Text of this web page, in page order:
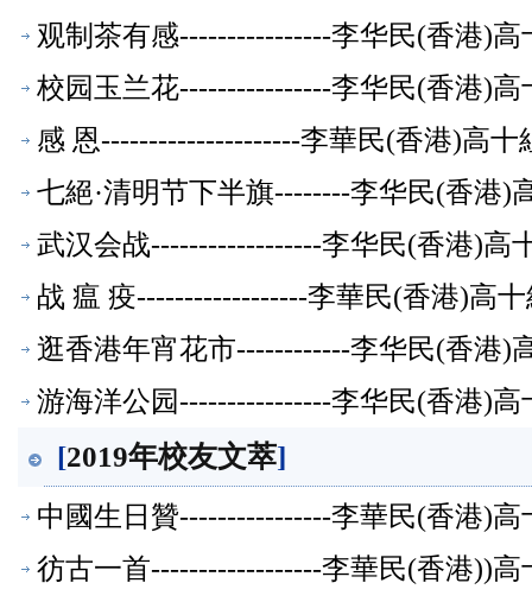
观制茶有感----------------李华民(香港)高
校园玉兰花----------------李华民(香港)高
感 恩---------------------李華民(香港)高十
七絕·清明节下半旗--------李华民(香港)
武汉会战------------------李华民(香港)高
战 瘟 疫------------------李華民(香港)高
逛香港年宵花市------------李华民(香港)
游海洋公园----------------李华民(香港)高
[2019年校友文萃]
中國生日贊----------------李華民(香港)
彷古一首------------------李華民(香港))高